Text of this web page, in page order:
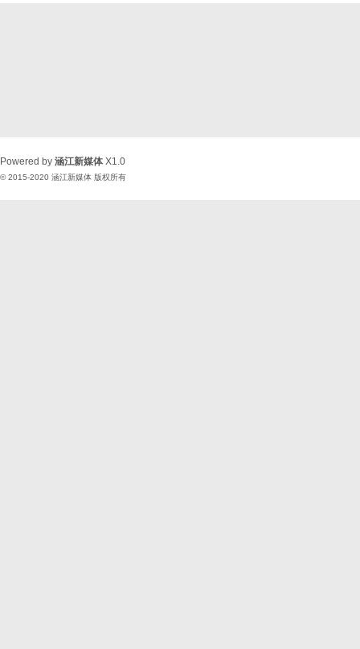
Powered by 涵江新媒体 X1.0
© 2015-2020 涵江新媒体 版权所有